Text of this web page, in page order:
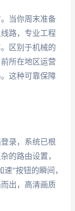
当你周末准备
路，专业工程
区别于机械的
所在地区运营
这种可靠保障
录，系统已根
的路由设置，
”按钮的瞬间，
出，高清画质